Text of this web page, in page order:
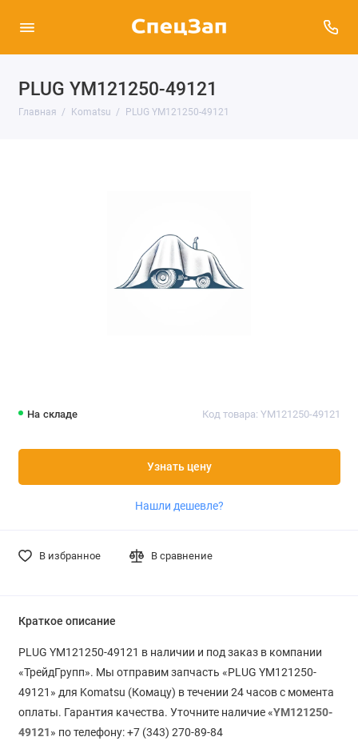
PLUG YM121250-49121
Главная Komatsu PLUG YM121250-49121
На складе Код товара: YM121250-49121
Узнать цену
Нашли дешевле?
В избранное В сравнение
Краткое описание
PLUG YM121250-49121 в наличии и под заказ в компании
«ТрейдГрупп». Мы отправим запчасть «PLUG YM121250-
49121» для Komatsu (Комацу) в течении 24 часов с момента
оплаты. Гарантия качества. Уточните наличие «YM121250-
49121» по телефону: +7 (343) 270-89-84